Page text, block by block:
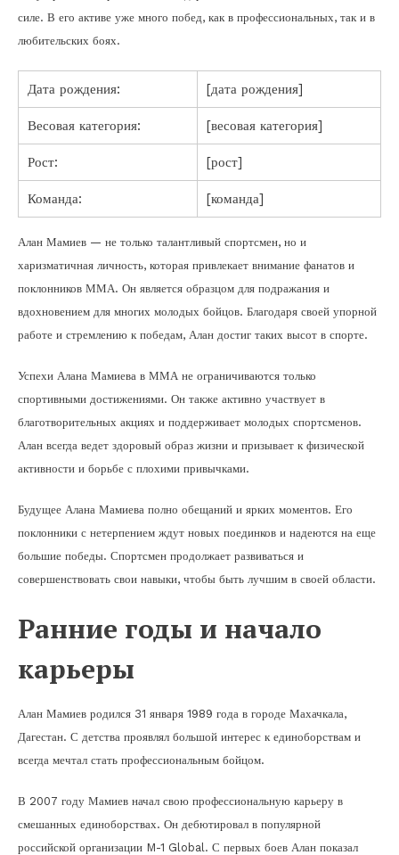
силе. В его активе уже много побед, как в профессиональных, так и в
любительских боях.
Дата рождения: [дата рождения]
Весовая категория: [весовая категория]
Рост: [рост]
Команда: [команда]
Алан Мамиев — не только талантливый спортсмен, но и
харизматичная личность, которая привлекает внимание фанатов и
поклонников ММА. Он является образцом для подражания и
вдохновением для многих молодых бойцов. Благодаря своей упорной
работе и стремлению к победам, Алан достиг таких высот в спорте.
Успехи Алана Мамиева в ММА не ограничиваются только
спортивными достижениями. Он также активно участвует в
благотворительных акциях и поддерживает молодых спортсменов.
Алан всегда ведет здоровый образ жизни и призывает к физической
активности и борьбе с плохими привычками.
Будущее Алана Мамиева полно обещаний и ярких моментов. Его
поклонники с нетерпением ждут новых поединков и надеются на еще
большие победы. Спортсмен продолжает развиваться и
совершенствовать свои навыки, чтобы быть лучшим в своей области.
Ранние годы и начало
карьеры
Алан Мамиев родился 31 января 1989 года в городе Махачкала,
Дагестан. С детства проявлял большой интерес к единоборствам и
всегда мечтал стать профессиональным бойцом.
В 2007 году Мамиев начал свою профессиональную карьеру в
смешанных единоборствах. Он дебютировал в популярной
российской организации M-1 Global. С первых боев Алан показал